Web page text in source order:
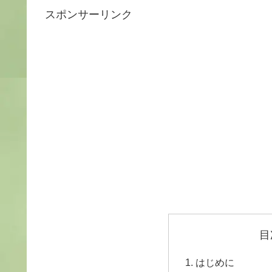
スポンサーリンク
はじめに